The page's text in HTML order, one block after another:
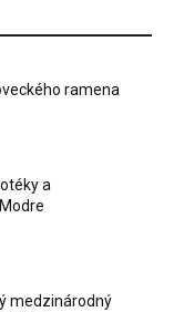
ramena
a
medzinárodný